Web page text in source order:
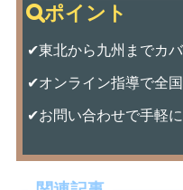
✔東北から九州までカ
✔オンライン指導で全
✔お問い合わせで手軽